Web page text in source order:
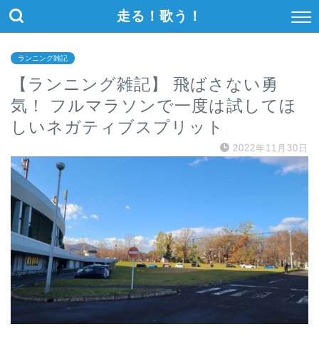
走る！歌う！
ランニング雑記
【ランニング雑記】 飛ばさない勇
気！ フルマラソンで一度は試してほ
しいネガティブスプリット
2022年11月30日